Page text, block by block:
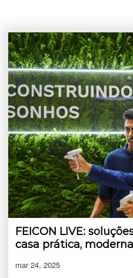
FEICON LIVE:
casa prática,
mar 24, 2025